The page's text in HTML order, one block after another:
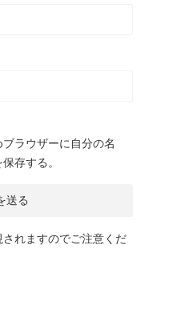
ラウザーに自分の名
存する。
れますのでご注意くだ